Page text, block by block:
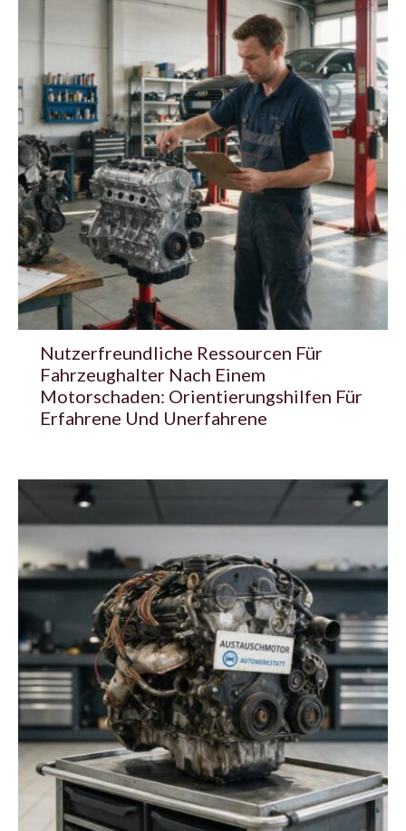
Nutzerfreundliche Ressourcen Für
Fahrzeughalter Nach Einem
Motorschaden: Orientierungshilfen Für
Erfahrene Und Unerfahrene